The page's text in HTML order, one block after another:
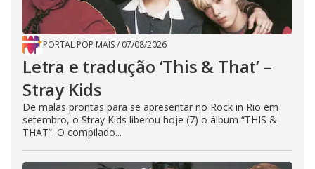
PORTAL POP MAIS/ 07/08/2026
Letra e tradução ‘This & That’ –
Stray Kids
De malas prontas para se apresentar no Rock in Rio em
setembro, o Stray Kids liberou hoje (7) o álbum “THIS &
THAT”. O compilado...